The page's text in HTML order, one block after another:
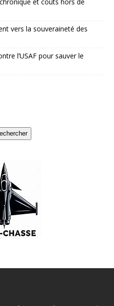
vers la souveraineté des
l’USAF pour sauver le